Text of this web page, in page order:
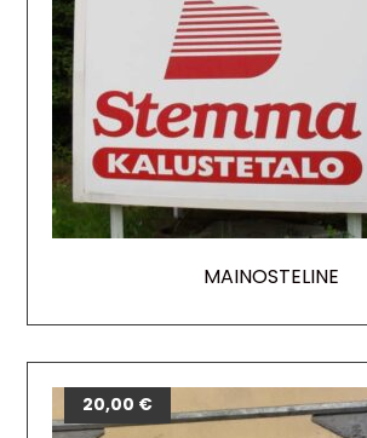
MAINOSTELINE
20,00 €